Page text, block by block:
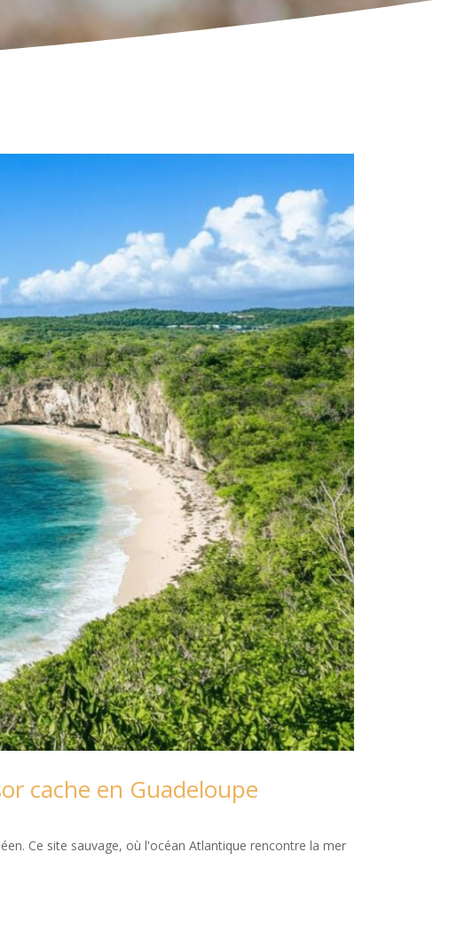
cache en Guadeloupe
Ce site sauvage, où l'océan Atlantique rencontre la mer